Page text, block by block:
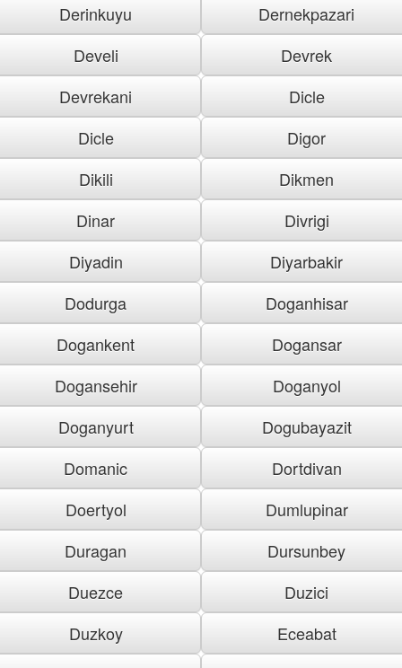
Derinkuyu
Dernekpazari
Develi
Devrek
Devrekani
Dicle
Dicle
Digor
Dikili
Dikmen
Dinar
Divrigi
Diyadin
Diyarbakir
Dodurga
Doganhisar
Dogankent
Dogansar
Dogansehir
Doganyol
Doganyurt
Dogubayazit
Domanic
Dortdivan
Doertyol
Dumlupinar
Duragan
Dursunbey
Duezce
Duzici
Duzkoy
Eceabat